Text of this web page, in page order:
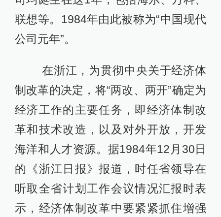
联想等。1984年由此被称为“中国现代
公司元年”。
在浙江，为贯彻中央关于经济体
制改革的决定，将“两改、两开”确定为
经济工作的主要任务，即经济体制改
革和技术改造，以及对外开放，开发
海洋和人才资源。据1984年12月30日
的《浙江日报》报道，时任省领导在
听取全省计划工作会议情况汇报时表
示，经济体制改革中要紧紧抓住增强